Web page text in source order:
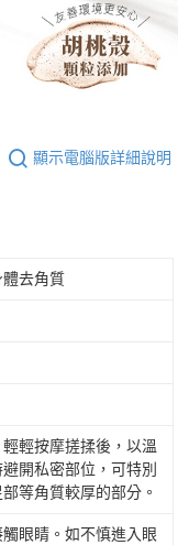
若發現惡意使用之情形，
度並採取法律行動。
顯示電腦版詳細說明
去角質
輕按摩搓揉後，以溫
開私密部位，可特別
等角質較厚的部分。
眼睛。如不慎進入眼